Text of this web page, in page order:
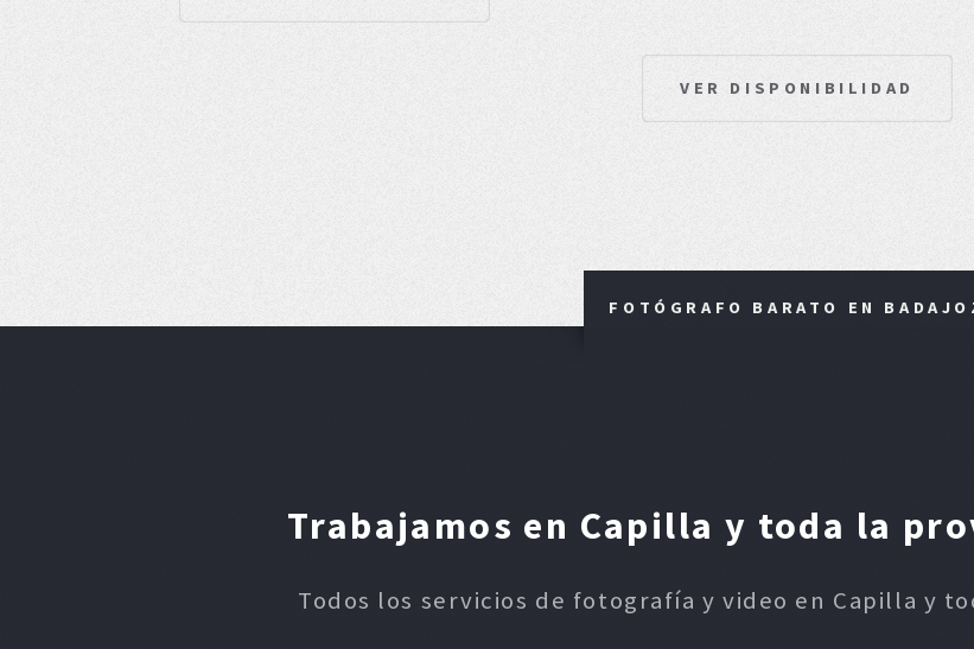
VER DISPONIBILIDAD
FOTÓGRAFO BARATO EN
Trabajamos en Capilla y toda la
Todos los servicios de fotografía y video en Capilla y